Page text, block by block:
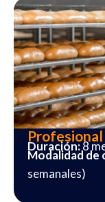
Duración:8
Modalidad de
semanales)